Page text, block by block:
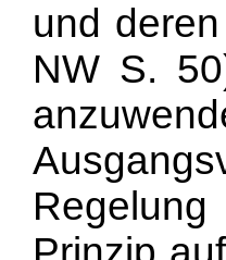
und
NW S.